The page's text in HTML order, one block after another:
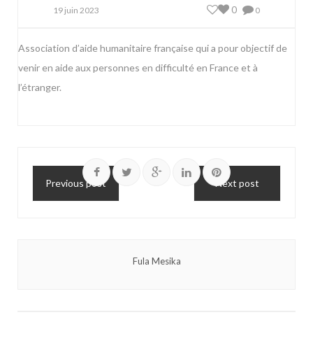
19 juin 2023 0
0
Association d’aide humanitaire française qui a pour objectif de
venir en aide aux personnes en difficulté en France et à
l’étranger.
Previous post Next post
Fula Mesika